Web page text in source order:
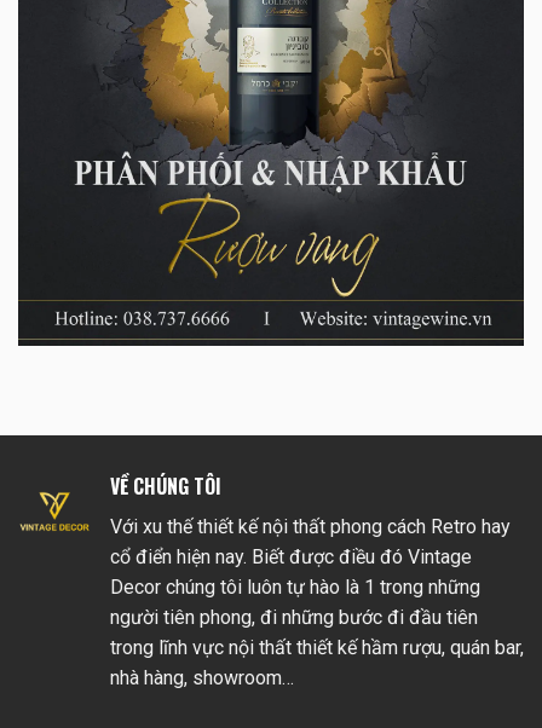
VỀ CHÚNG TÔI
Với xu thế thiết kế nội thất phong cách Retro hay
cổ điển hiện nay. Biết được điều đó Vintage
Decor chúng tôi luôn tự hào là 1 trong những
người tiên phong, đi những bước đi đầu tiên
trong lĩnh vực nội thất thiết kế hầm rượu, quán bar,
nhà hàng, showroom…